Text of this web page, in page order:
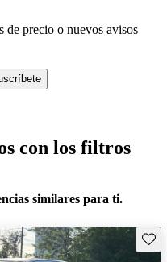
de precio o nuevos avisos
con los filtros
similares para ti.